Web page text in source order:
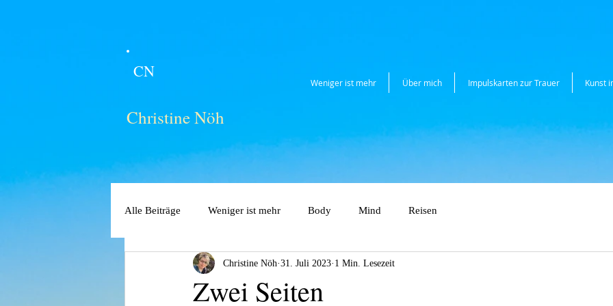
Weniger ist mehr Über mich Impulskarten zur Trauer Kunst
CN
Christine Nöh
Alle Beiträge Weniger ist mehr Body Mind Reisen
Zwei Seiten
Christine Nöh 31. Juli 2023 1 Min. Lesezeit